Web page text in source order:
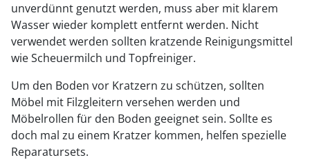
unverdünnt genutzt werden, muss aber mit klarem
Wasser wieder komplett entfernt werden. Nicht
verwendet werden sollten kratzende Reinigungsmittel
wie Scheuermilch und Topfreiniger.
Um den Boden vor Kratzern zu schützen, sollten
Möbel mit Filzgleitern versehen werden und
Möbelrollen für den Boden geeignet sein. Sollte es
doch mal zu einem Kratzer kommen, helfen spezielle
Reparatursets.